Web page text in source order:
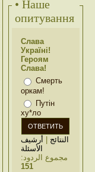
• Наше
опитування
Слава
Україні!
Героям
Слава!
Смерть
оркам!
Путін
ху*ло
النتائج | أرشيف
الأسئلة
مجموع الردود:
151